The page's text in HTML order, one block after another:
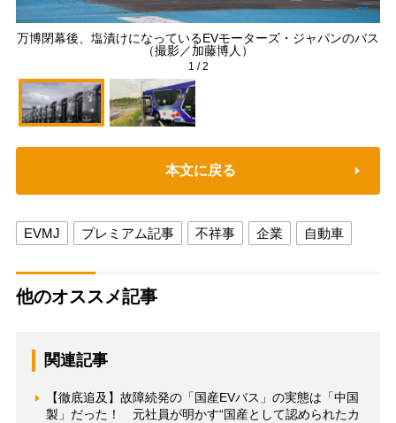
万博閉幕後、塩漬けになっているEVモーターズ・ジャパンのバス
（撮影／加藤博人）
1 /2
本文に戻る
EVMJ プレミアム記事 不祥事 企業 自動車
他のオススメ記事
関連記事
【徹底追及】故障続発の「国産EVバス」の実態は「中国
製」だった！ 元社員が明かす“国産として認められたカ